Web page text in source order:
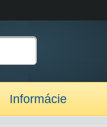
Informácie